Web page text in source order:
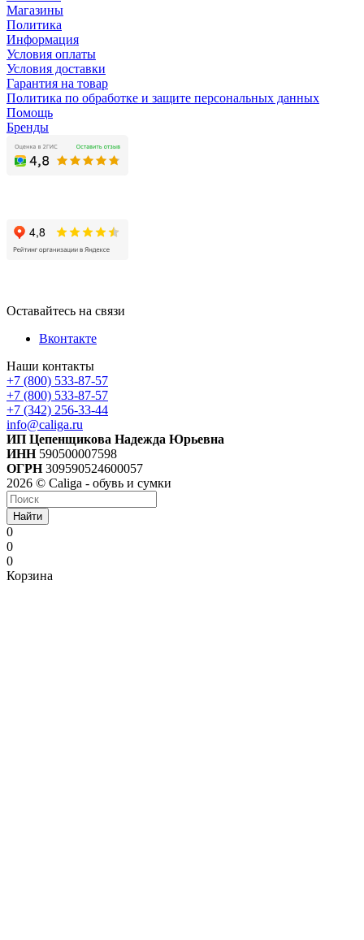
Магазины
Политика
Информация
Условия оплаты
Условия доставки
Гарантия на товар
Политика по обработке и защите персональных данных
Помощь
Бренды
Оставайтесь на связи
Вконтакте
Наши контакты
+7 (800) 533-87-57
+7 (800) 533-87-57
+7 (342) 256-33-44
info@caliga.ru
ИП Цепенщикова Надежда Юрьевна
ИНН 590500007598
ОГРН309590524600057
2026 © Caliga - обувь и сумки
Найти
0
0
0
Корзина